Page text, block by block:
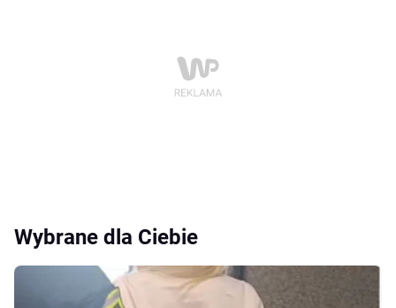
Wybrane dla Ciebie